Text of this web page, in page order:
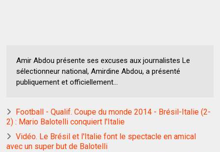
Amir Abdou présente ses excuses aux journalistes Le
sélectionneur national, Amirdine Abdou, a présenté
publiquement et officiellement...
Football - Qualif. Coupe du monde 2014 - Brésil-Italie (2-
2) : Mario Balotelli conquiert l'Italie
Vidéo. Le Brésil et l'Italie font le spectacle en amical
avec un super but de Balotelli